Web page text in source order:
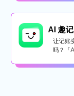
AI 趣
让记账
吗？「